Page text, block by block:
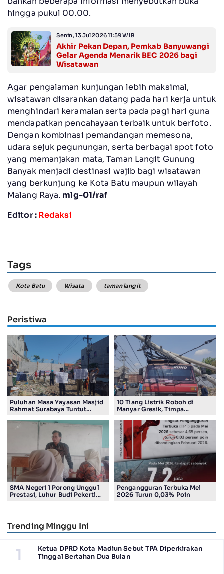
hingga pukul 00.00.
Senin, 13 Jul 2026 11:59 WIB
Akhir Pekan Depan, Pemkab Banyuwangi
Gelar Agenda Menarik BEC 2026 bagi
Wisatawan
Agar pengalaman kunjungan lebih maksimal,
wisatawan disarankan datang pada hari kerja untuk
menghindari keramaian serta pada pagi hari guna
mendapatkan pencahayaan terbaik untuk berfoto.
Dengan kombinasi pemandangan memesona,
udara sejuk pegunungan, serta berbagai spot foto
yang memanjakan mata, Taman Langit Gunung
Banyak menjadi destinasi wajib bagi wisatawan
yang berkunjung ke Kota Batu maupun wilayah
Malang Raya. mlg-01/raf
Editor :Redaksi
Tags
Kota Batu Wisata taman langit
Peristiwa
Puluhan Masa Yayasan Masjid
Rahmat Surabaya Tuntut
Pandigiling
10 Tiang Listrik Roboh di
Manyar Gresik, Timpa
Lumpuhkan Lalu Lintas
SMA Negeri 1 Porong Unggul
Prestasi, Luhur Budi Pekerti
Pengangguran Terbuka Mei
2026 Turun 0,03% Poin
Trending Minggu Ini
1
Ketua DPRD Kota Madiun Sebut TPA Diperkirakan
Tinggal Bertahan Dua Bulan